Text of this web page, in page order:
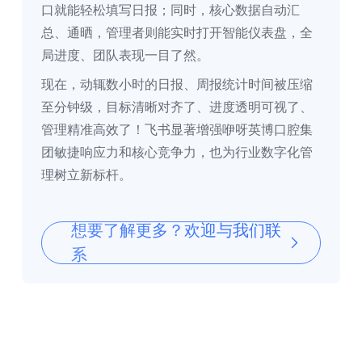
口就能轻松填写日报；同时，核心数据自动汇
总、通晒，管理者则能实时打开智能仪表盘，全
局进度、团队表现一目了然。
现在，动辄数小时的日报、周报统计时间被压缩
至分钟级，目标清晰对齐了、进度透明可视了、
管理精准高效了！飞书显著增强咿呀英博口腔集
团敏捷响应力和核心竞争力，也为行业数字化管
理树立新标杆。
想要了解更多？欢迎与我们联
系